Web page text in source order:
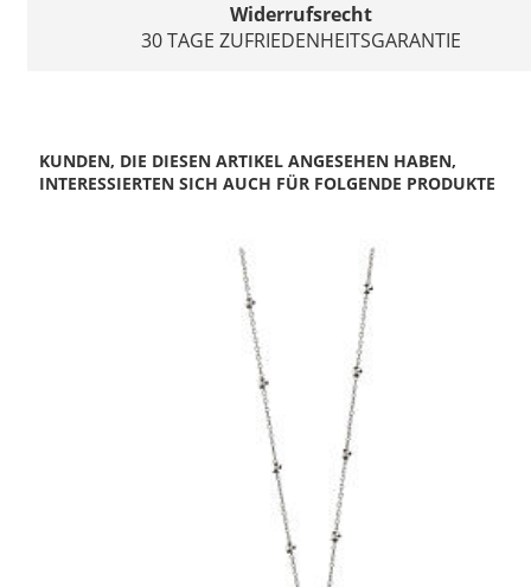
Widerrufsrecht
30 TAGE ZUFRIEDENHEITSGARANTIE
KUNDEN, DIE DIESEN ARTIKEL ANGESEHEN HABEN,
INTERESSIERTEN SICH AUCH FÜR FOLGENDE PRODUKTE